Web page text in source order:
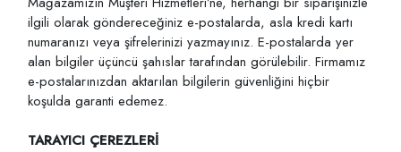
ilgili olarak göndereceğiniz e-postalarda, asla kredi kartı
numaranızı veya şifrelerinizi yazmayınız. E-postalarda yer
alan bilgiler üçüncü şahıslar tarafından görülebilir. Firmamız
e-postalarınızdan aktarılan bilgilerin güvenliğini hiçbir
koşulda garanti edemez.
TARAYICI ÇEREZLERİ